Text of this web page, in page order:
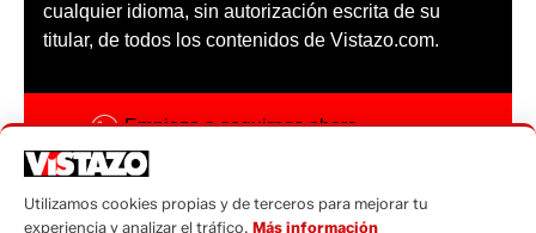
cualquier idioma, sin autorización escrita de su
titular, de todos los contenidos de Vistazo.com.
Empieza a seguirnos ahora
Código ética
Utilizamos cookies propias y de terceros para mejorar tu
experiencia y analizar el tráfico. Más información